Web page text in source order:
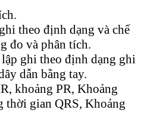
theo định dạng và chế
đo và phân tích.
ghi theo định dạng ghi
dẫn bằng tay.
khoảng PR, Khoảng
thời gian QRS, Khoảng